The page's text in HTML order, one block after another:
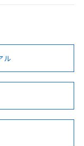
、以下を必ずお読
型式承認
フランス
KR型式
（韓国
No
ル